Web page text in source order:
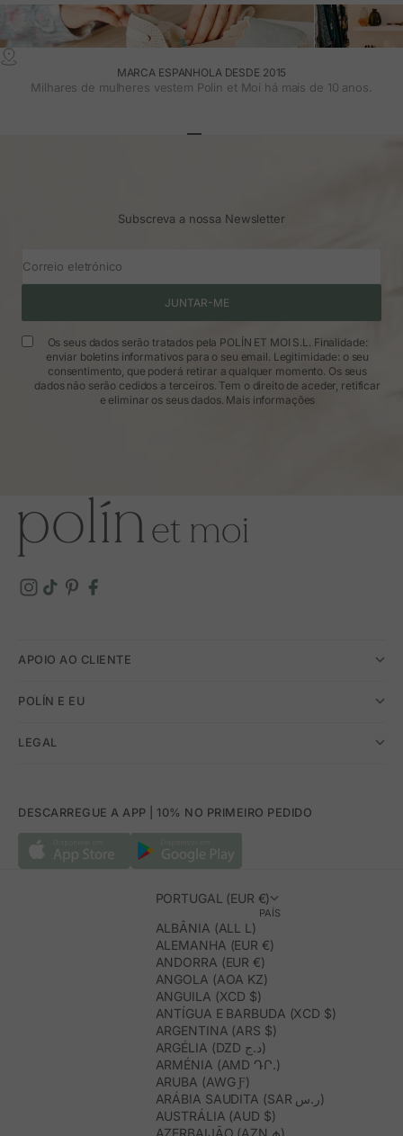
MARCA ESPANHOLA DESDE 2015
Milhares de mulheres vestem Polin et Moi há mais de 10 anos.
Subscreva a nossa Newsletter
Correio eletrónico
JUNTAR-ME
Os seus dados serão tratados pela POLÍN ET MOI S.L. Finalidade:
enviar boletins informativos para o seu email. Legitimidade: o seu
consentimento, que poderá retirar a qualquer momento. Os seus
dados não serão cedidos a terceiros. Tem o direito de aceder, retificar
e eliminar os seus dados. Mais informações
APOIO AO CLIENTE
POLÍN E EU
LEGAL
DESCARREGUE A APP | 10% NO PRIMEIRO PEDIDO
PORTUGAL (EUR €)
PAÍS
ALBÂNIA (ALL L)
ALEMANHA (EUR €)
ANDORRA (EUR €)
ANGOLA (AOA KZ)
ANGUILA (XCD $)
ANTÍGUA E BARBUDA (XCD $)
ARGENTINA (ARS $)
ARGÉLIA (DZD د.ج)
ARMÉNIA (AMD ԴՐ.)
ARUBA (AWG Ƒ)
ARÁBIA SAUDITA (SAR ر.س)
AUSTRÁLIA (AUD $)
AZERBAIJÃO (AZN ₼)